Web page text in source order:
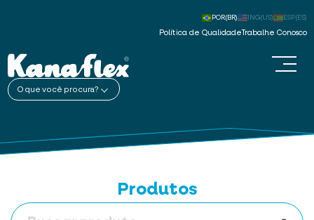
Política de Qualidade Trabalhe Conosco
POR(BR) ING(US) ESP(ES)
O que você procura?
Produtos